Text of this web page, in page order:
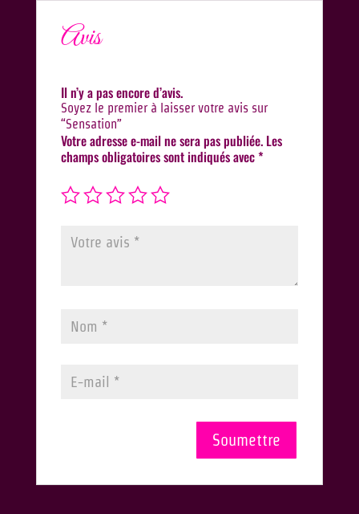
Avis
Il n’y a pas encore d’avis.
Soyez le premier à laisser votre avis sur
“Sensation”
Votre adresse e-mail ne sera pas publiée. Les
champs obligatoires sont indiqués avec*